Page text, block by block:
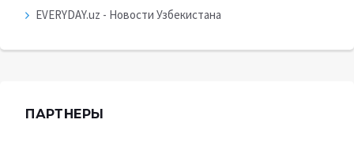
EVERYDAY.uz - Новости Узбекистана
ПАРТНЕРЫ